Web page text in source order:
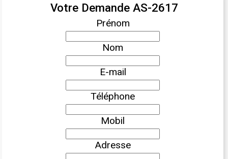
Votre Demande AS-2617
Prénom
Nom
E-mail
Téléphone
Mobil
Adresse